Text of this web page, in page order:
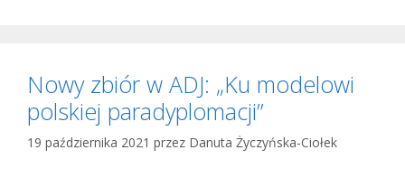
Nowy zbiór w ADJ: „Ku modelowi
polskiej paradyplomacji”
19 października 2021 przez Danuta Życzyńska-Ciołek